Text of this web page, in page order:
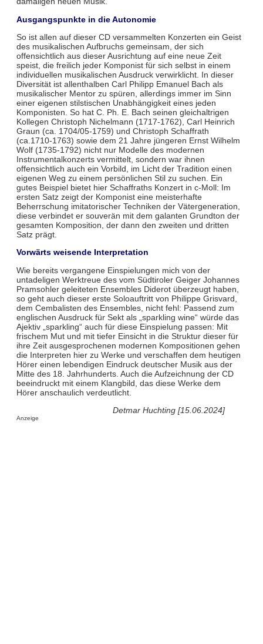
Ausgangspunkte in die Autonomie
So ist allen auf dieser CD versammelten Konzerten ein Geist
des musikalischen Aufbruchs gemeinsam, der sich
offensichtlich aus dieser Ausrichtung auf eine neue Zeit
speist, die freilich jeder Komponist für sich selbst in einem
individuellen musikalischen Ausdruck verwirklicht. In dieser
Diversität ist allenthalben Carl Philipp Emanuel Bach als
musikalischer Mentor zu spüren, allerdings immer im Sinn
einer eigenen stilstischen Unabhängigkeit eines jeden
Komponisten. So hat C. Ph. E. Bach seinen gleichaltrigen
Kollegen Christoph Nichelmann (1717-1762), Carl Heinrich
Graun (ca. 1704/05-1759) und Christoph Schaffrath
(ca.1710-1763) sowie dem 21 Jahre jüngeren Ernst Wilhelm
Wolf (1735-1792) nicht nur Modelle des modernen
Instrumentalkonzerts vermittelt, sondern war ihnen
offensichtlich auch ein Vorbild, im Licht der Tradition einen
eigenen Weg zu einem persönlichen Stil zu suchen. Ein
gutes Beispiel bietet hier Schaffraths Konzert in c-Moll: Im
ersten Satz zeigt der Komponist eine meisterhafte
Beherrschung imitatorischer Techniken der Vätergeneration,
diese verbindet er souverän mit dem galanten Grundton der
gesamten Komposition, der dann den zweiten und dritten
Satz prägt.
Vorwärts weisende Interpretation
Wie bereits vergangene Einspielungen mich von der
untadeligen Werktreue des vom Südtiroler Geiger Johannes
Pramsohler geleiteten Ensembles Diderot überzeugt haben,
so geht auch dieser erste Soloauftritt von Philippe Grisvard,
dem Cembalisten des Ensembles, nicht fehl: Passend zum
englischen Ausdruck für Sekt als „sparkling wine“ würde das
Ajektiv „sparkling“ auch für diese Einspielung passen: Mit
frischem Mut und mit tiefer Einsicht in die Struktur dieser für
ihre Zeit ausgesprochenen modernen Kompositionen gehen
die Interpreten hier zu Werke und verschaffen dem heutigen
Hörer einen lebendigen Eindruck deutscher Musik aus der
Mitte des 18. Jahrhunderts. Auch die Aufzeichnung der CD
beeindruckt mit einem Klangbild, das diese Werke dem
Hörer anschaulich verdeutlicht.
Detmar Huchting [15.06.2024]
Anzeige